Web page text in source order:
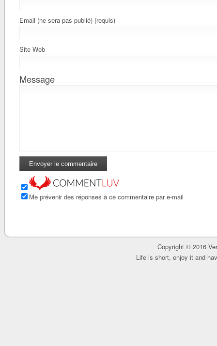
Email (ne sera pas publié) (requis)
Site Web
Message
Me prévenir des réponses à ce commentaire par e-mail
Copyright © 2016
Life is short, enjoy it and